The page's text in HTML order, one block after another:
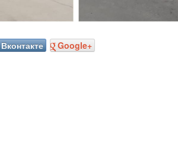
Вконтакте Google+